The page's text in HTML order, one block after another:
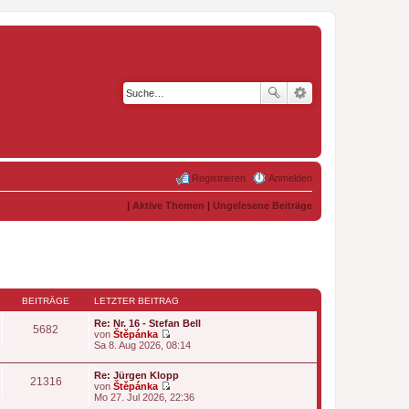
Anmelden
Registrieren
| Aktive Themen | Ungelesene Beiträge
BEITRÄGE LETZTER BEITRAG
5682
Re: Nr. 16 - Stefan Bell
von Štěpánka
N
u
e
t
Sa 8. Aug 2026, 08:14
21316
Re: Jürgen Klopp
von Štěpánka
N
Mo 27. Jul 2026, 22:36